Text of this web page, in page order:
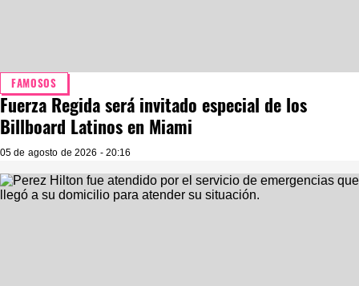
FAMOSOS
Fuerza Regida será invitado especial de los
Billboard Latinos en Miami
05 de agosto de 2026 - 20:16